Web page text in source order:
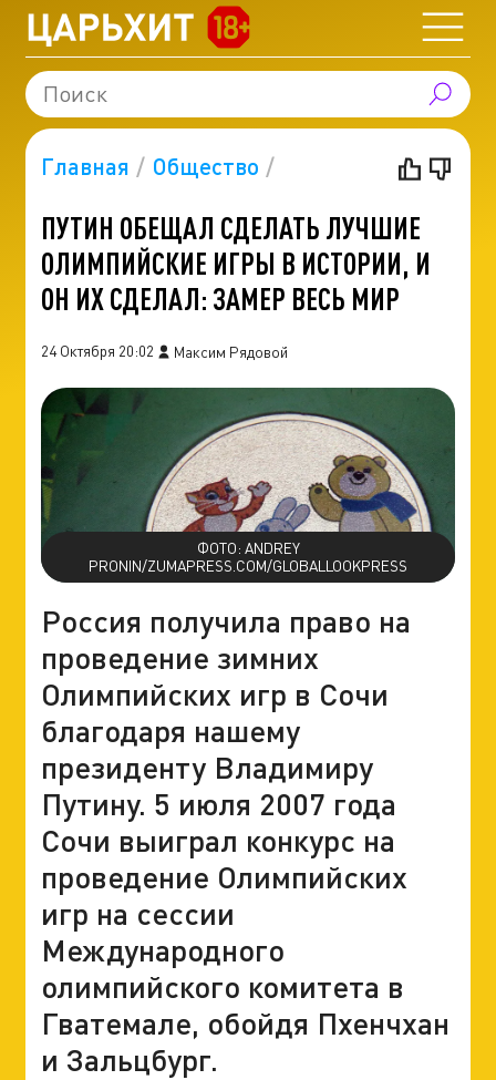
Главная Общество
ПУТИН ОБЕЩАЛ СДЕЛАТЬ ЛУЧШИЕ
ОЛИМПИЙСКИЕ ИГРЫ В ИСТОРИИ, И
ОН ИХ СДЕЛАЛ: ЗАМЕР ВЕСЬ МИР
24 Октября 20:02 Максим Рядовой
ФОТО: ANDREY
PRONIN/ZUMAPRESS.COM/GLOBALLOOKPRESS
Россия получила право на
проведение зимних
Олимпийских игр в Сочи
благодаря нашему
президенту Владимиру
Путину. 5 июля 2007 года
Сочи выиграл конкурс на
проведение Олимпийских
игр на сессии
Международного
олимпийского комитета в
Гватемале, обойдя Пхенчхан
и Зальцбург.